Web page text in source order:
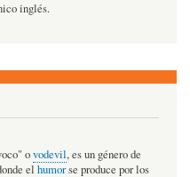
inglés.
ovodevil, es un género de
el humorse produce por los